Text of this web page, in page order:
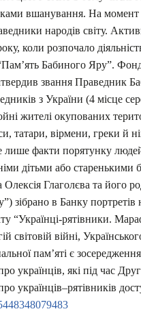
вшанування. На
народів світу.
коли розпочало
Бабиного Яру”.
звання Праведник
з України (4 місце
жителі окупованих
татари, вірмени, греки й
факти порятунку
дітьми або старенькими
Глаголєва та його
зібрано в Банку портретів
“Українці-рятівники.
світовій війні,
пам’яті є
українців, які під час
українців–рятівників